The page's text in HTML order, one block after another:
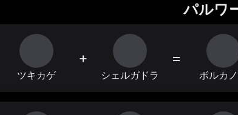
パルワ
ツキカゲ
+
シェルガドラ
=
ボルカ